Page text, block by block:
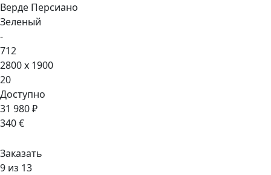
Верде Персиано
Зеленый
-
712
2800 x 1900
20
Доступно
31 980 ₽
340 €
Заказать
9 из 13